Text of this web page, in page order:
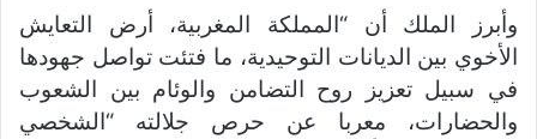
وأبرز الملك أن “المملكة المغربية، أرض التعايش
الأخوي بين الديانات التوحيدية، ما فتئت تواصل جهودها
في سبيل تعزيز روح التضامن والوئام بين الشعوب
والحضارات، معربا عن حرص جلالته “الشخصي